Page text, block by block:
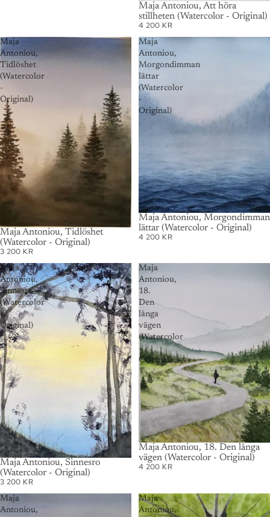
SOLD OUT
Maja Antoniou, Att höra
stillheten (Watercolor - Original)
4 200 KR
Maja
Antoniou,
Tidlöshet
(Watercolor
-
Original)
SOLD OUT
Maja Antoniou, Tidlöshet
(Watercolor - Original)
3 200 KR
Maja
Antoniou,
Morgondimman
lättar
(Watercolor
-
Original)
SOLD OUT
Maja Antoniou, Morgondimman
lättar (Watercolor - Original)
4 200 KR
Maja
Antoniou,
Sinnesro
(Watercolor
-
Original)
SOLD OUT
Maja Antoniou, Sinnesro
(Watercolor - Original)
3 200 KR
Maja
Antoniou,
18.
Den
långa
vägen
(Watercolor
-
Original)
SOLD OUT
Maja Antoniou, 18. Den långa
vägen (Watercolor - Original)
4 200 KR
Maja
Antoniou,
Maja
Antoniou,